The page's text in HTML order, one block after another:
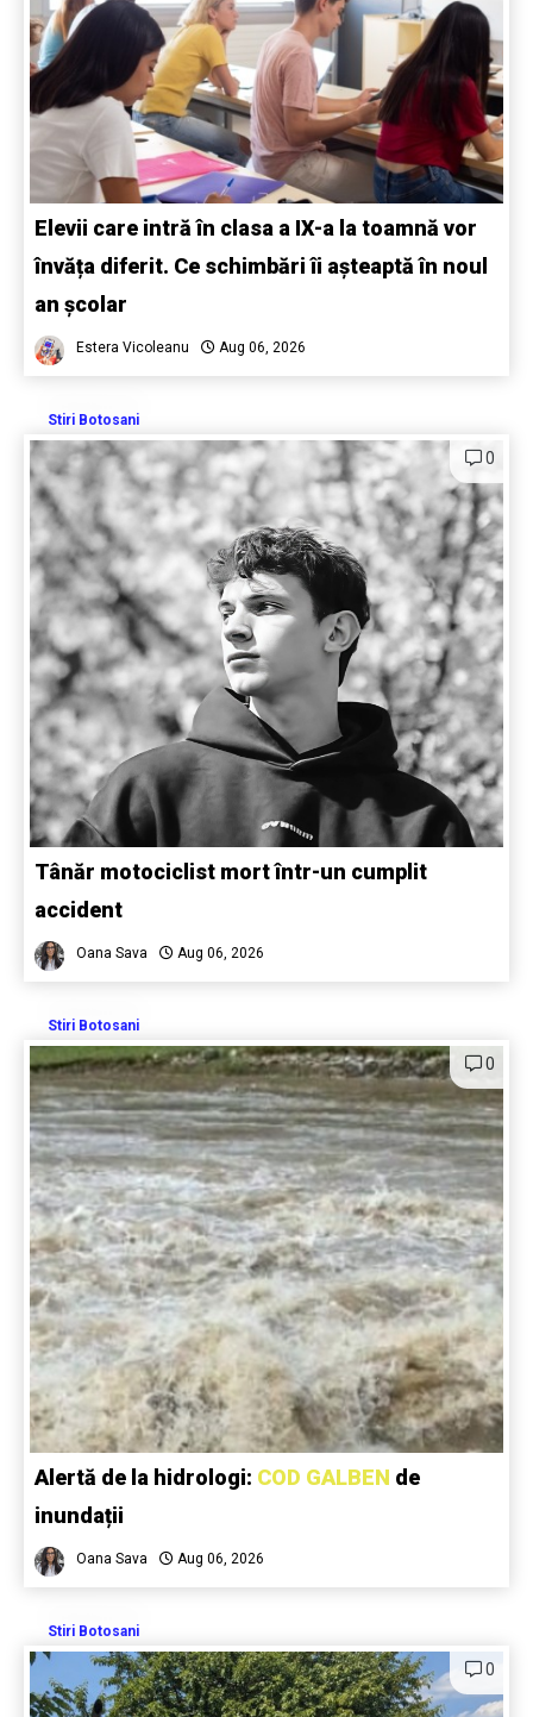
Elevii care intră în clasa a IX-a la toamnă vor
învăța diferit. Ce schimbări îi așteaptă în noul
an școlar
Estera Vicoleanu Aug 06, 2026
Stiri Botosani
0
Tânăr motociclist mort într-un cumplit
accident
Oana Sava Aug 06, 2026
Stiri Botosani
0
Alertă de la hidrologi: COD GALBEN de
inundații
Oana Sava Aug 06, 2026
Stiri Botosani
0